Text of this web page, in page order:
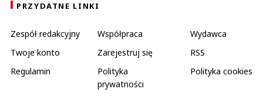
PRZYDATNE LINKI
Zespół redakcyjny Współpraca
Wydawca
Twoje konto
Zarejestruj się
RSS
Regulamin
Polityka
prywatności
Polityka cookies